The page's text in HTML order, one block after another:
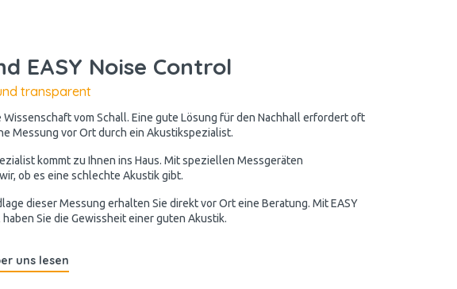
EASY Noise Control
transparent
Wissenschaft vom Schall. Eine gute Lösung für den Nachhall erfordert oft
Messung vor Ort durch ein Akustikspezialist.
kommt zu Ihnen ins Haus. Mit speziellen Messgeräten
ob es eine schlechte Akustik gibt.
dieser Messung erhalten Sie direkt vor Ort eine Beratung. Mit EASY
Sie die Gewissheit einer guten Akustik.
uns lesen